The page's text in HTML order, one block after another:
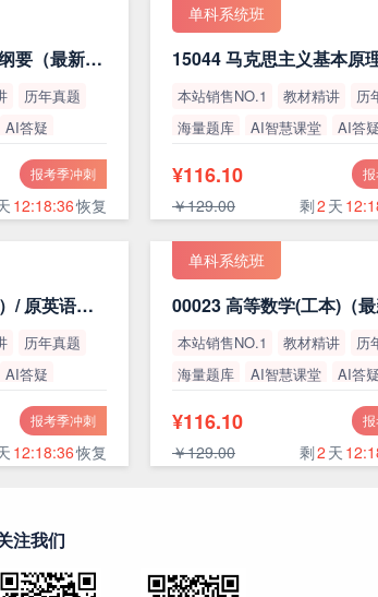
15043 中国近现代史纲要（最新版）
历年真题
AI答疑
报考季冲刺
12:18:35恢复
单科系统班
本站销售NO.1 教材精讲
历
海量题库
AI智慧课堂
AI答疑
¥116.10
￥129.00 剩2 天
13000 英语（专升本）/ 原英语（二）
历年真题
AI答疑
报考季冲刺
12:18:35恢复
单科系统班
00023 高等数学(工本)（最
本站销售NO.1 教材精讲
历
海量题库
AI智慧课堂
AI答疑
¥116.10
￥129.00 剩2 天
注我们